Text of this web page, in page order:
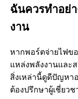
ฉันควรทําอย่
งาน
หากพอร์ตจ่ายไฟข
แหล่งพลังงานและ
สิ่งเหล่านี้ดูดีปัญหา
ต้องปรึกษาผู้เชี่ยว